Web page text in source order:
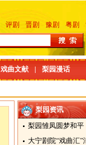
评剧 晋剧 豫剧 粤剧
戏曲文献 梨园漫话
梨园资讯
梨园雏凤圆梦和平
大宁剧院“戏曲汇”